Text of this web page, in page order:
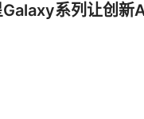
系列让创新